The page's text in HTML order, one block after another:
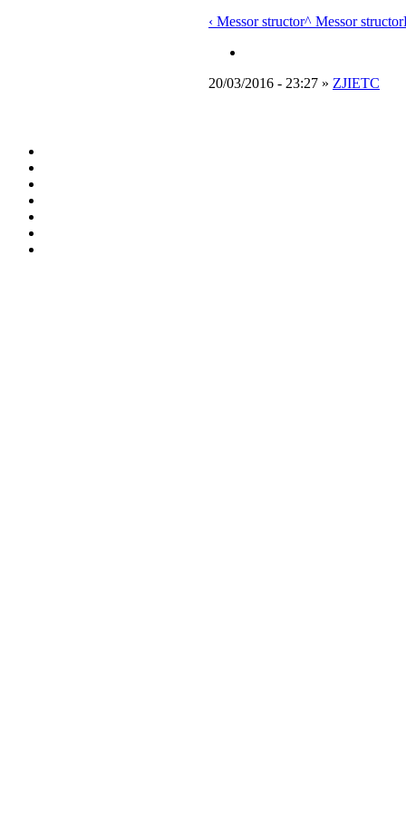
‹ Messor structor^ Messor structor
20/03/2016 - 23:27 » ZJIETC